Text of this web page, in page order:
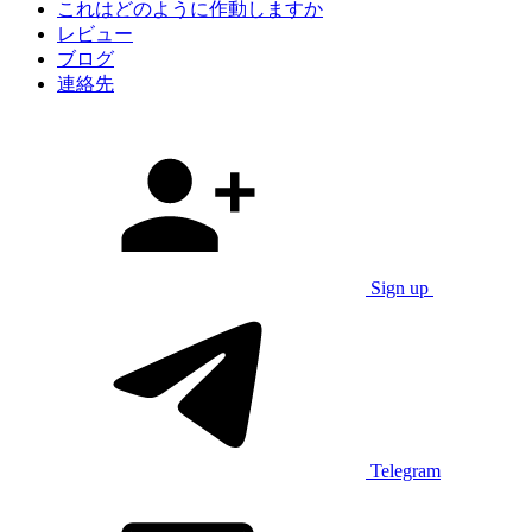
これはどのように作動しますか
レビュー
ブログ
連絡先
Sign up
Telegram